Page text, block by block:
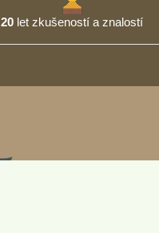
20 let zkušeností a znalostí